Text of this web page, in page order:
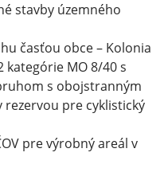
stavby územného
časťou obce – Kolonia
kategórie MO 8/40 s
s obojstranným
pre cyklistický
pre výrobný areál v